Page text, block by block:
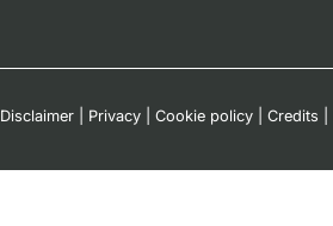
Disclaimer Privacy Cookie policy Credits